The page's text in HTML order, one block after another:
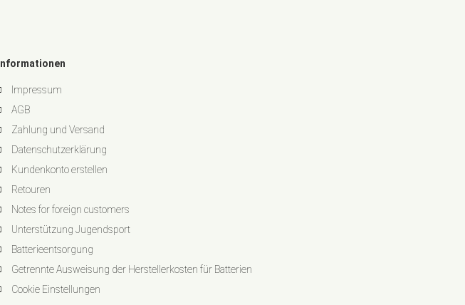
Informationen
Impressum
AGB
Zahlung und Versand
Datenschutzerklärung
Kundenkonto erstellen
Retouren
Notes for foreign customers
Unterstützung Jugendsport
Batterieentsorgung
Getrennte Ausweisung der Herstellerkosten für Batterien
Cookie Einstellungen